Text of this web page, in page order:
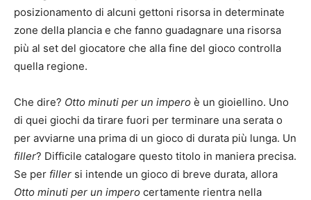
posizionamento di alcuni gettoni risorsa in determinate
zone della plancia e che fanno guadagnare una risorsa
più al set del giocatore che alla fine del gioco controlla
quella regione.
Che dire? Otto minuti per un impero è un gioiellino. Uno
di quei giochi da tirare fuori per terminare una serata o
per avviarne una prima di un gioco di durata più lunga. Un
filler? Difficile catalogare questo titolo in maniera precisa.
Se per filler si intende un gioco di breve durata, allora
Otto minuti per un impero certamente rientra nella